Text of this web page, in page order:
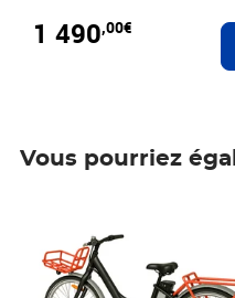
1 490,00€
Vous pourriez